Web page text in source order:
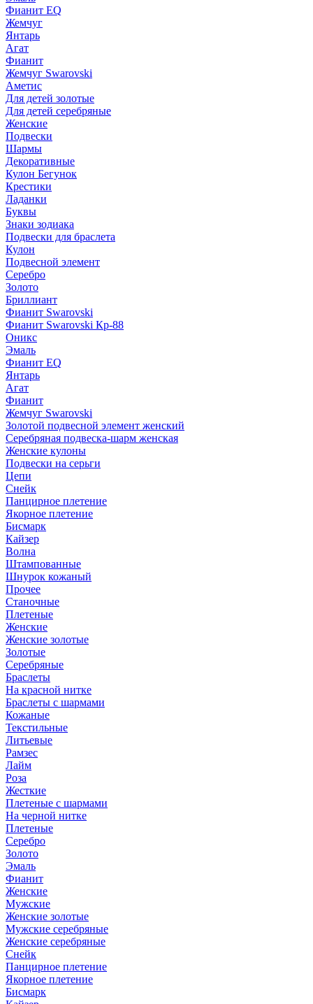
Фианит EQ
Жемчуг
Янтарь
Агат
Фианит
Жемчуг Swarovski
Аметис
Для детей золотые
Для детей серебряные
Женские
Подвески
Шармы
Декоративные
Кулон Бегунок
Крестики
Ладанки
Буквы
Знаки зодиака
Подвески для браслета
Кулон
Подвесной элемент
Серебро
Золото
Бриллиант
Фианит Swarovski
Фианит Swarovski Кр-88
Оникс
Эмаль
Фианит EQ
Янтарь
Агат
Фианит
Жемчуг Swarovski
Золотой подвесной элемент женcкий
Серебряная подвеска-шарм женская
Женские кулоны
Подвески на серьги
Цепи
Снейк
Панцирное плетение
Якорное плетение
Бисмарк
Кайзер
Волна
Штампованные
Шнурок кожаный
Прочее
Станочные
Плетеные
Женские
Женские золотые
Золотые
Серебряные
Браслеты
На красной нитке
Браслеты с шармами
Кожаные
Текстильные
Литьевые
Рамзес
Лайм
Роза
Жесткие
Плетеные с шармами
На черной нитке
Плетеные
Серебро
Золото
Эмаль
Фианит
Женские
Мужские
Женские золотые
Мужские серебряные
Женские серебряные
Снейк
Панцирное плетение
Якорное плетение
Бисмарк